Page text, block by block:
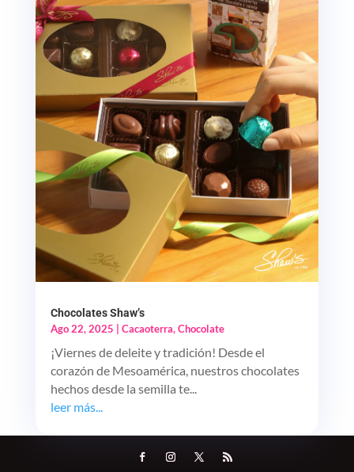
Chocolates Shaw’s
Ago 22, 2025 | Cacaoterra,Chocolate
¡Viernes de deleite y tradición! Desde el
corazón de Mesoamérica, nuestros chocolates
hechos desde la semilla te...
leer más...